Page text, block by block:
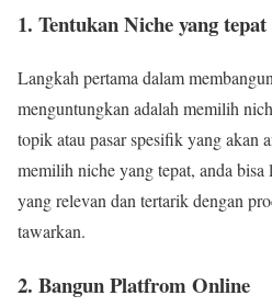
1. Tentukan Niche yang tepat
Langkah pertama dalam
menguntungkan adalah memilih
topik atau pasar spesifik yang akan
memilih niche yang tepat, anda
yang relevan dan tertarik dengan
tawarkan.
2. Bangun Platfrom Online